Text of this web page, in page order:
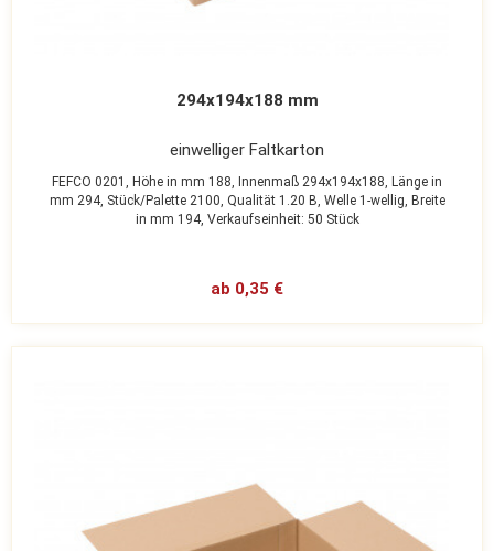
294x194x188 mm
einwelliger Faltkarton
FEFCO 0201, Höhe in mm 188, Innenmaß 294x194x188, Länge in
mm 294, Stück/Palette 2100, Qualität 1.20 B, Welle 1-wellig, Breite
in mm 194, Verkaufseinheit: 50 Stück
ab 0,35 €